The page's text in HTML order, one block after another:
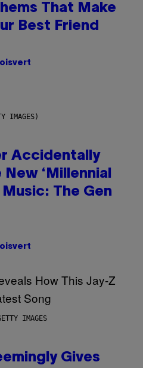
That Make
Best Friend
IMAGES)
Accidentally
‘Millennial
The Gen
IMAGES
Gives